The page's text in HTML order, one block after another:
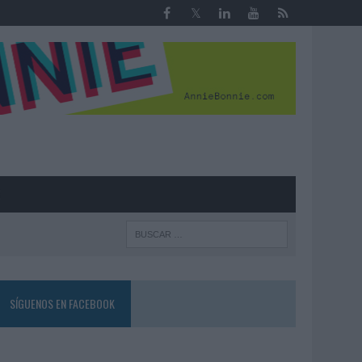
SÍGUENOS EN FACEBOOK